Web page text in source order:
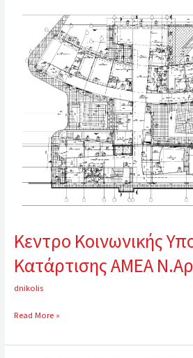
Κεντρο Κοινωνικής
Κατάρτισης ΑΜΕΑ
dnikolis
Υποστήριξης
Κατάρτισης
ΑΜΕΑ
Ν.Αρτάκης
Read More »